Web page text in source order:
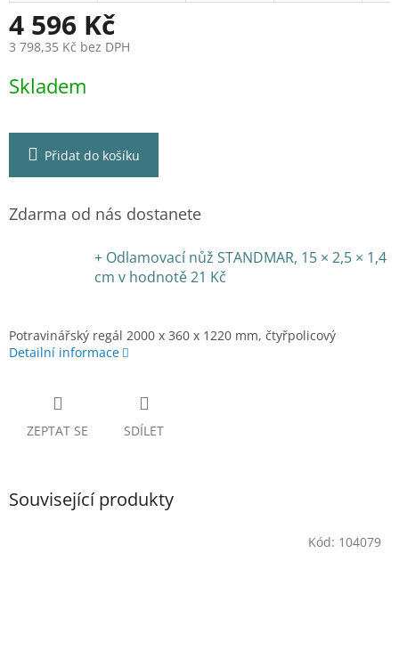
4 596 Kč
3 798,35 Kč bez DPH
cena:
Skladem
Přidat do košíku
Zdarma od nás dostanete
+ Odlamovací nůž STANDMAR, 15 × 2,5 × 1,4
cm v hodnotě 21 Kč
Potravinářský regál 2000 x 360 x 1220 mm, čtyřpolicový
Detailní informace
ZEPTAT SE SDÍLET
Související produkty
Kód: 104079